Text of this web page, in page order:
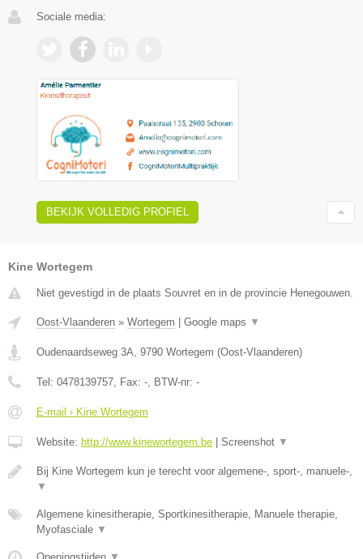
Sociale media:
BEKIJK VOLLEDIG PROFIEL
Kine Wortegem
Niet gevestigd in de plaats Souvret en in de provincie Henegouwen.
Oost-Vlaanderen » Wortegem Google maps ▼
Oudenaardseweg 3A 9790 Wortegem (Oost-Vlaanderen)
Tel: 0478139757 , Fax: - , BTW-nr: -
E-mail › Kine Wortegem
Website: http://www.kinewortegem.be Screenshot ▼
Bij Kine Wortegem kun je terecht voor algemene-, sport-, manuele-,
▼
Algemene kinesitherapie, Sportkinesitherapie, Manuele therapie,
Myofasciale ▼